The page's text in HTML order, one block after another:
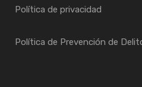
Política de privacidad
Política de Prevención de